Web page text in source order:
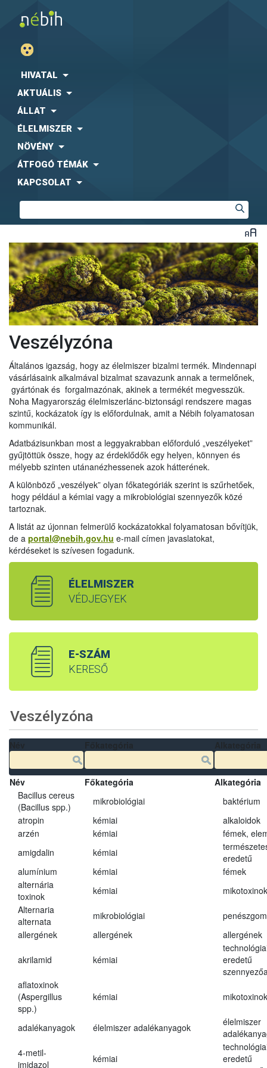
HIVATAL
AKTUÁLIS
ÁLLAT
ÉLELMISZER
NÖVÉNY
ÁTFOGÓ TÉMÁK
KAPCSOLAT
Veszélyzóna
Általános igazság, hogy az élelmiszer bizalmi termék. Mindennapi
vásárlásaink alkalmával bizalmat szavazunk annak a termelőnek,
gyártónak és forgalmazónak, akinek a termékét megvesszük.
Noha Magyarország élelmiszerlánc-biztonsági rendszere magas
szintű, kockázatok így is előfordulnak, amit a Nébih folyamatosan
kommunikál.
Adatbázisunkban most a leggyakrabban előforduló „veszélyeket”
gyűjtöttük össze, hogy az érdeklődők egy helyen, könnyen és
mélyebb szinten utánanézhessenek azok hátterének.
A különböző „veszélyek” olyan főkategóriák szerint is szűrhetőek,
hogy például a kémiai vagy a mikrobiológiai szennyezők közé
tartoznak.
A listát az újonnan felmerülő kockázatokkal folyamatosan bővítjük,
de a portal@nebih.gov.hu e-mail címen javaslatokat,
kérdéseket is szívesen fogadunk.
ÉLELMISZER
VÉDJEGYEK
E-SZÁM
KERESŐ
Veszélyzóna
Név Főkategória
Alkategória
Bacillus cereus
(Bacillus spp.)
mikrobiológiai
baktérium
atropin
kémiai
alkaloidok
arzén
kémiai
fémek,
amigdalin
kémiai
eredetű
alumínium
kémiai
fémek
alternária
toxinok
kémiai
mikotoxinok
Alternaria
alternata
mikrobiológiai
allergének
allergének allergének
akrilamid kémiai
eredetű
aflatoxinok
(Aspergillus
spp.)
kémiai mikotoxinok
adalékanyagok élelmiszer adalékanyagok
élelmiszer
4-metil-
imidazol
kémiai
eredetű